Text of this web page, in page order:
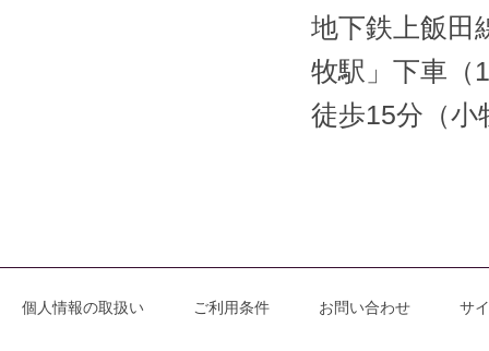
地下鉄上飯田
牧駅」下車（
徒歩15分（
個人情報の取扱い ご利用条件 お問い合わせ サ